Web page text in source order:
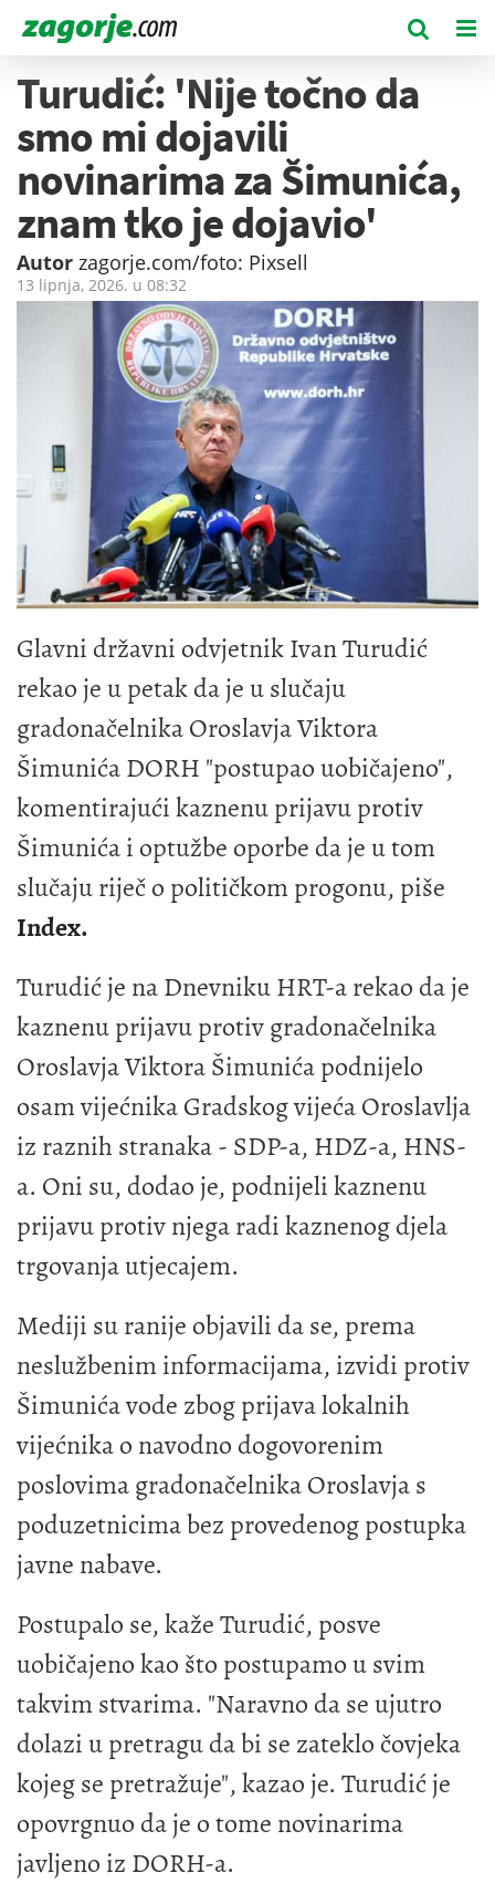
Turudić: 'Nije točno da
smo mi dojavili
novinarima za Šimunića,
znam tko je dojavio'
Autor zagorje.com/foto: Pixsell
13 lipnja, 2026. u 08:32
Glavni državni odvjetnik Ivan Turudić
rekao je u petak da je u slučaju
gradonačelnika Oroslavja Viktora
Šimunića DORH "postupao uobičajeno",
komentirajući kaznenu prijavu protiv
Šimunića i optužbe oporbe da je u tom
slučaju riječ o političkom progonu, piše
Index.
Turudić je na Dnevniku HRT-a rekao da je
kaznenu prijavu protiv gradonačelnika
Oroslavja Viktora Šimunića podnijelo
osam vijećnika Gradskog vijeća Oroslavlja
iz raznih stranaka - SDP-a, HDZ-a, HNS-
a. Oni su, dodao je, podnijeli kaznenu
prijavu protiv njega radi kaznenog djela
trgovanja utjecajem.
Mediji su ranije objavili da se, prema
neslužbenim informacijama, izvidi protiv
Šimunića vode zbog prijava lokalnih
vijećnika o navodno dogovorenim
poslovima gradonačelnika Oroslavja s
poduzetnicima bez provedenog postupka
javne nabave.
Postupalo se, kaže Turudić, posve
uobičajeno kao što postupamo u svim
takvim stvarima. "Naravno da se ujutro
dolazi u pretragu da bi se zateklo čovjeka
kojeg se pretražuje", kazao je. Turudić je
opovrgnuo da je o tome novinarima
javljeno iz DORH-a.